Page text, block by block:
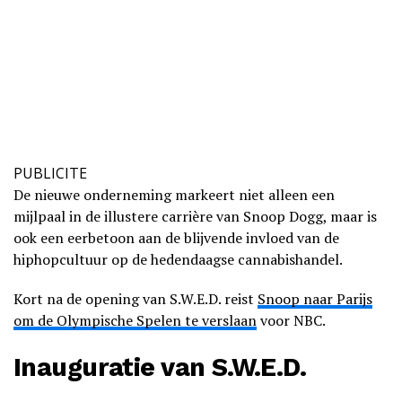
PUBLICITE
De nieuwe onderneming markeert niet alleen een
mijlpaal in de illustere carrière van Snoop Dogg, maar is
ook een eerbetoon aan de blijvende invloed van de
hiphopcultuur op de hedendaagse cannabishandel.
Kort na de opening van S.W.E.D. reist Snoop naar Parijs
om de Olympische Spelen te verslaanvoor NBC.
Inauguratie van S.W.E.D.